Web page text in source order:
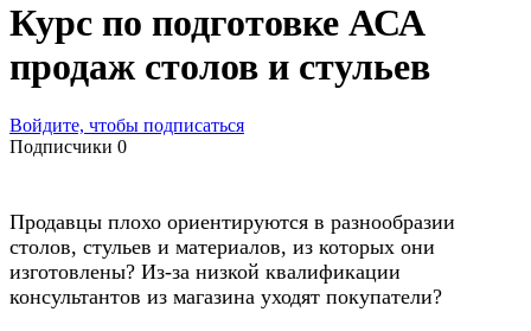
Курс по подготовке АСА
продаж столов и стульев
Войдите, чтобы подписаться
Подписчики 0
Продавцы плохо ориентируются в разнообразии
столов, стульев и материалов, из которых они
изготовлены? Из-за низкой квалификации
консультантов из магазина уходят покупатели?